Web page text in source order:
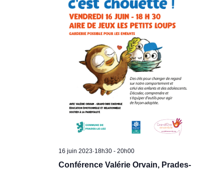
16 juin 2023·18h30- 20h00
Conférence Valérie Orvain, Prades-